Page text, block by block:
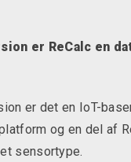
er ReCalc en
er det en IoT-
og en del af
sensortype.